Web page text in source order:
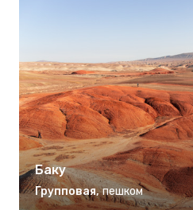
Баку
Групповая, пешком